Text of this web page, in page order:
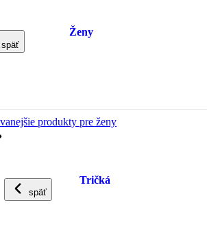
späť
Ženy
produkty pre ženy
späť
Tričká